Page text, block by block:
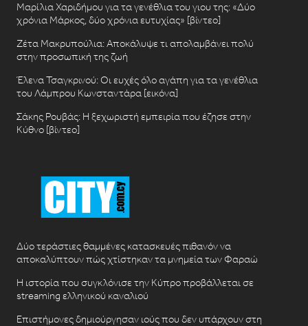
Μαρίλια Χαριδήμου για τα γενέθλια του γιου της: «Δύο
χρόνια Μάρκος, δύο χρόνια ευτυχίας» [βίντεο]
Ζέτα Μακρυπούλια: Αποκάλυψε τι απολαμβάνει πολύ
στην προσωπική της ζωή
Έλενα Τσαγκρινού: Οι ευχές όλο αγάπη για τα γενέθλια
του Λάμπρου Κωνσταντάρα [εικόνα]
Σάκης Ρουβάς: Η ξεχωριστή εμπειρία που έζησε στην
Κύθνο [βίντεο]
Δύο τεράστιες θαμμένες κατασκευές πιθανόν να
αποκαλύπτουν πώς χτίστηκαν τα μνημεία των Φαραώ
Η ιστορία που συγκλόνισε την Κύπρο προβάλλεται σε
streaming ελληνικού καναλιού
Επιστήμονες δημιούργησαν ιούς που δεν υπάρχουν στη